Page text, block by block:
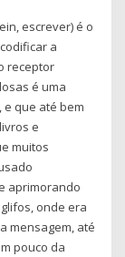
escrever) é o
a
receptor
é uma
que até bem
e
muitos
aprimorando
onde era
mensagem, até
pouco da